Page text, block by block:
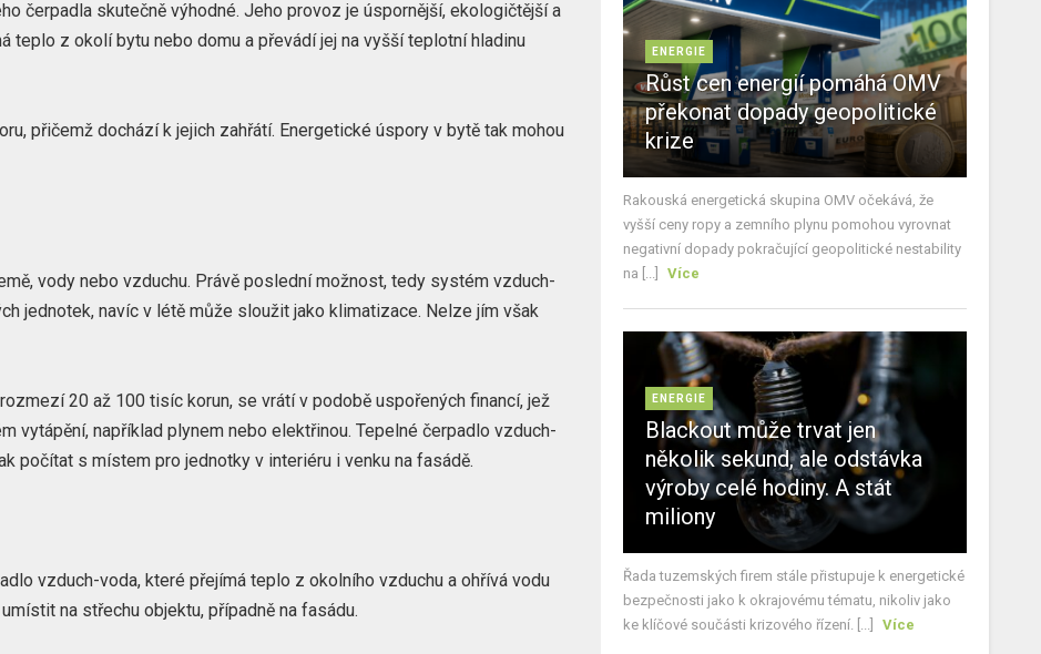
čerpadla skutečně výhodné. Jeho provoz je úspornější, ekologičtější a
teplo z okolí bytu nebo domu a převádí jej na vyšší teplotní hladinu
přičemž dochází k jejich zahřátí. Energetické úspory v bytě tak mohou
vody nebo vzduchu. Právě poslední možnost, tedy systém vzduch-
jednotek, navíc v létě může sloužit jako klimatizace. Nelze jím však
20 až 100 tisíc korun, se vrátí v podobě uspořených financí, jež
vytápění, například plynem nebo elektřinou. Tepelné čerpadlo vzduch-
počítat s místem pro jednotky v interiéru i venku na fasádě.
vzduch-voda, které přejímá teplo z okolního vzduchu a ohřívá vodu
na střechu objektu, případně na fasádu.
ENERGIE
Růst cen energií pomáhá OMV
překonat dopady geopolitické
krize
Rakouská energetická skupina OMV očekává, že
vyšší ceny ropy a zemního plynu pomohou vyrovnat
negativní dopady pokračující geopolitické nestability
na [...]
Více
ENERGIE
Blackout může trvat jen
několik sekund, ale odstávka
výroby celé hodiny. A stát
miliony
Řada tuzemských firem stále přistupuje k energetické
bezpečnosti jako k okrajovému tématu, nikoliv jako
ke klíčové součásti krizového řízení. [...]
Více